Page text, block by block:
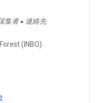
集者 ● 連絡先
(INBO)